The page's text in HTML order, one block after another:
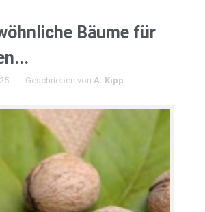
Bäume für
Geschrieben von A. Kipp